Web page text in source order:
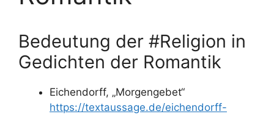
Bedeutung der #Religion in
Gedichten der Romantik
Eichendorff, „Morgengebet“
https://textaussage.de/eichendorff-